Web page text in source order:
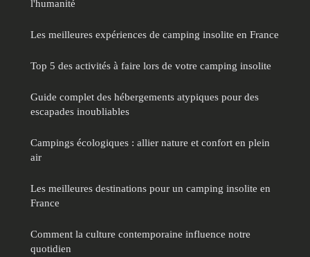
l'humanité
Les meilleures expériences de camping insolite en France
Top 5 des activités à faire lors de votre camping insolite
Guide complet des hébergements atypiques pour des
escapades inoubliables
Campings écologiques : allier nature et confort en plein
air
Les meilleures destinations pour un camping insolite en
France
Comment la culture contemporaine influence notre
quotidien